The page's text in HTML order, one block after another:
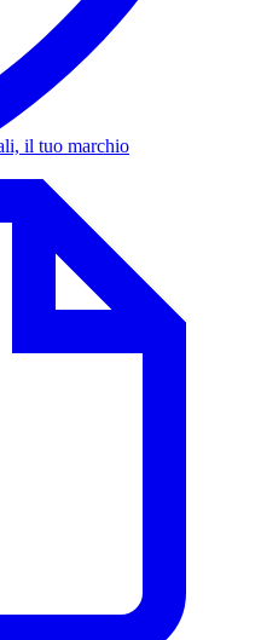
il tuo marchio